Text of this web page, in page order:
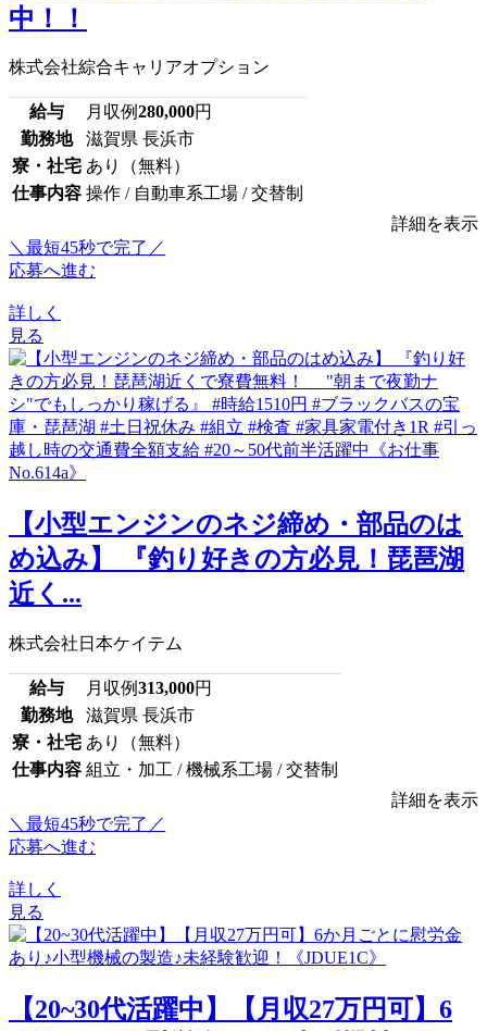
中！！
株式会社綜合キャリアオプション
給与 月収例280,000円
勤務地
滋賀県 長浜市
寮・社宅 あり（無料）
仕事内容 操作 / 自動車系工場 / 交替制
詳細を表示
＼最短45秒で完了／
応募へ進む
詳しく
見る
【小型エンジンのネジ締め・部品のは
め込み】 『釣り好きの方必見！琵琶湖
近く...
株式会社日本ケイテム
給与 月収例313,000円
勤務地
滋賀県 長浜市
寮・社宅 あり（無料）
仕事内容 組立・加工 / 機械系工場 / 交替制
詳細を表示
＼最短45秒で完了／
応募へ進む
詳しく
見る
【20~30代活躍中】【月収27万円可】6